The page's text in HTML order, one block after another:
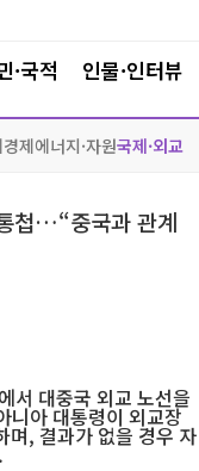
·국적 인물·인터뷰
제에너지·자원국제·외교
첩…“중국과 관계
서 대중국 외교 노선을
니아 대통령이 외교장
며, 결과가 없을 경우 자